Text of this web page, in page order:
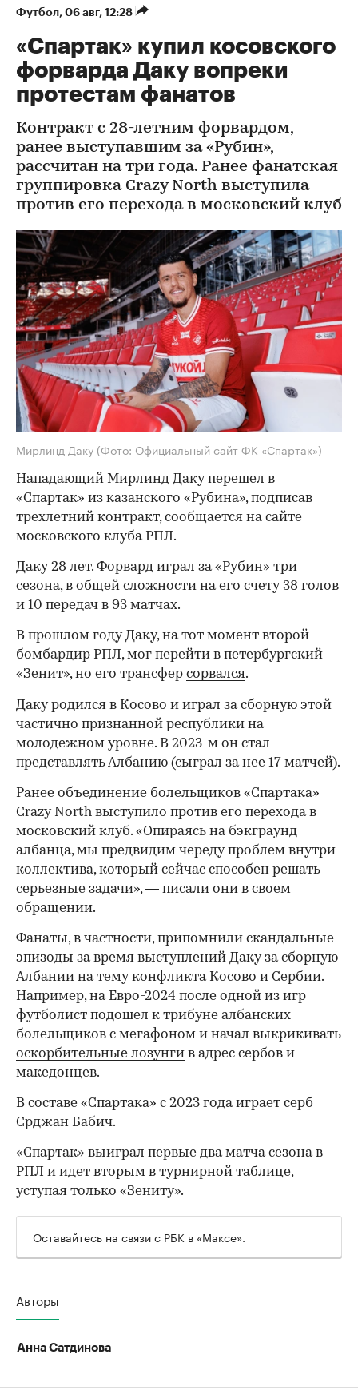
Футбол⁠, 06 авг, 12:28
«Спартак» купил косовского
форварда Даку вопреки
протестам фанатов
Контракт с 28-летним форвардом,
ранее выступавшим за «Рубин»,
рассчитан на три года. Ранее фанатская
группировка Crazy North выступила
против его перехода в московский клуб
Мирлинд Даку (Фото: Официальный сайт ФК «Спартак»)
Нападающий Мирлинд Даку перешел в
«Спартак» из казанского «Рубина», подписав
трехлетний контракт,сообщается на сайте
московского клуба РПЛ.
Даку 28 лет. Форвард играл за «Рубин» три
сезона, в общей сложности на его счету 38 голов
и 10 передач в 93 матчах.
В прошлом году Даку, на тот момент второй
бомбардир РПЛ, мог перейти в петербургский
«Зенит», но его трансфер сорвался.
00:00 / 00:00
Даку родился в Косово и играл за сборную этой
частично признанной республики на
молодежном уровне. В 2023-м он стал
представлять Албанию (сыграл за нее 17 матчей).
Ранее объединение болельщиков «Спартака»
Crazy North выступило против его перехода в
московский клуб. «Опираясь на бэкграунд
албанца, мы предвидим череду проблем внутри
коллектива, который сейчас способен решать
серьезные задачи», — писали они в своем
обращении.
Фанаты, в частности, припомнили скандальные
эпизоды за время выступлений Даку за сборную
Албании на тему конфликта Косово и Сербии.
Например, на Евро-2024 после одной из игр
футболист подошел к трибуне албанских
болельщиков с мегафоном и начал выкрикивать
оскорбительные лозунги в адрес сербов и
македонцев.
В составе «Спартака» с 2023 года играет серб
Срджан Бабич.
«Спартак» выиграл первые два матча сезона в
РПЛ и идет вторым в турнирной таблице,
уступая только «Зениту».
Оставайтесь на связи с РБК в «Максе».
Авторы
Анна Сатдинова